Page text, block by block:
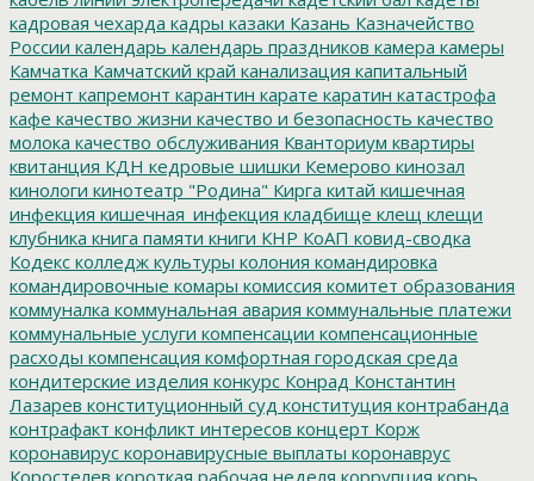
кадровая чехарда кадры казаки Казань Казначейство
России календарь календарь праздников камера камеры
Камчатка Камчатский край канализация капитальный
ремонт капремонт карантин карате каратин катастрофа
кафе качество жизни качество и безопасность качество
молока качество обслуживания Кванториум квартиры
квитанция КДН кедровые шишки Кемерово кинозал
кинологи кинотеатр "Родина" Кирга китай кишечная
инфекция кишечная_инфекция кладбище клещ клещи
клубника книга памяти книги КНР КоАП ковид-сводка
Кодекс колледж культуры колония командировка
командировочные комары комиссия комитет образования
коммуналка коммунальная авария коммунальные платежи
коммунальные услуги компенсации компенсационные
расходы компенсация комфортная городская среда
кондитерские изделия конкурс Конрад Константин
Лазарев конституционный суд конституция контрабанда
контрафакт конфликт интересов концерт Корж
коронавирус коронавирусные выплаты коронаврус
Коростелев короткая рабочая неделя коррупция корь